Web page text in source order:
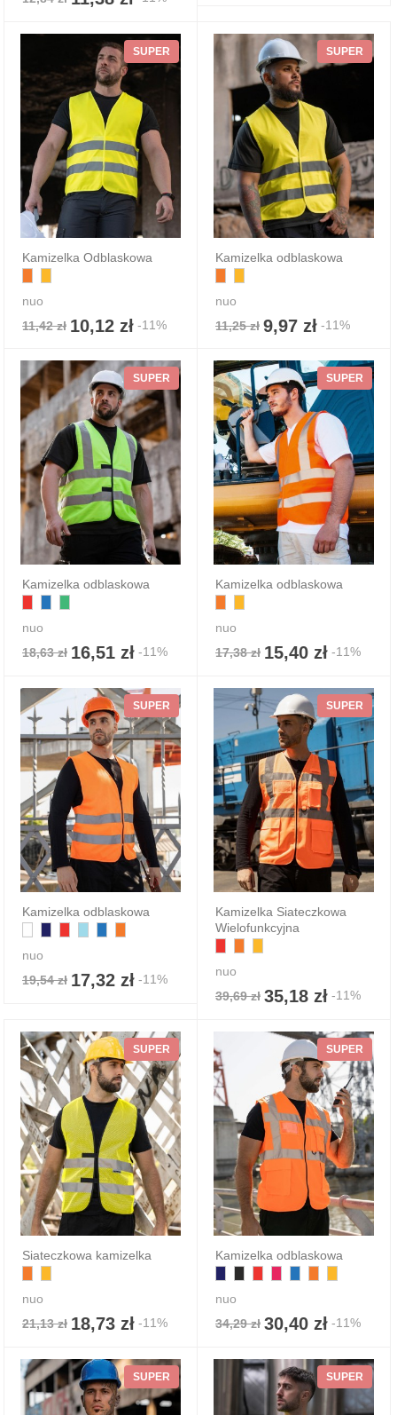
SUPER
Kamizelka Odblaskowa
nuo
11,42 zł 10,12 zł -11%
SUPER
Kamizelka odblaskowa
nuo
11,25 zł 9,97 zł -11%
SUPER
Kamizelka odblaskowa
nuo
18,63 zł 16,51 zł -11%
SUPER
Kamizelka odblaskowa
nuo
17,38 zł 15,40 zł -11%
SUPER
Kamizelka odblaskowa
nuo
19,54 zł 17,32 zł -11%
SUPER
Kamizelka Siateczkowa
Wielofunkcyjna
nuo
39,69 zł 35,18 zł -11%
SUPER
Siateczkowa kamizelka
nuo
21,13 zł 18,73 zł -11%
SUPER
Kamizelka odblaskowa
nuo
34,29 zł 30,40 zł -11%
SUPER SUPER